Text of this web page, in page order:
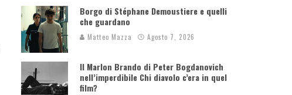
Borgo di Stéphane Demoustiere e quelli
che guardano
Matteo Mazza Agosto 7, 2026
Il Marlon Brando di Peter Bogdanovich
nell’imperdibile Chi diavolo c’era in quel
film?